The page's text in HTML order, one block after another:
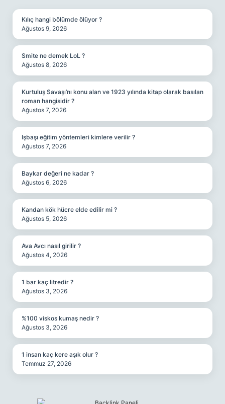
Kılıç hangi bölümde ölüyor ?
Ağustos 9, 2026
Smite ne demek LoL ?
Ağustos 8, 2026
Kurtuluş Savaşı’nı konu alan ve 1923 yılında kitap olarak basılan
roman hangisidir ?
Ağustos 7, 2026
Işbaşı eğitim yöntemleri kimlere verilir ?
Ağustos 7, 2026
Baykar değeri ne kadar ?
Ağustos 6, 2026
Kandan kök hücre elde edilir mi ?
Ağustos 5, 2026
Ava Avcı nasıl girilir ?
Ağustos 4, 2026
1 bar kaç litredir ?
Ağustos 3, 2026
%100 viskos kumaş nedir ?
Ağustos 3, 2026
1 insan kaç kere aşık olur ?
Temmuz 27, 2026